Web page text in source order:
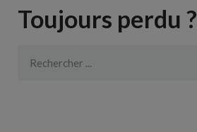
Toujours perdu ?